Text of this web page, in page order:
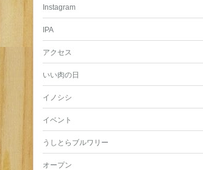
Instagram
IPA
アクセス
いい肉の日
イノシシ
イベント
うしとらブルワリー
オープン